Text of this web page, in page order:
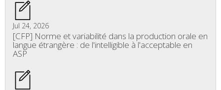
Jul 24, 2026
[CFP] Norme et variabilité dans la production orale en
langue étrangère : de l'intelligible à l'acceptable en
ASP